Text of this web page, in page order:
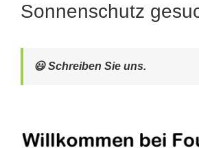
Sonnenschutz
😃 Schreiben Sie uns.